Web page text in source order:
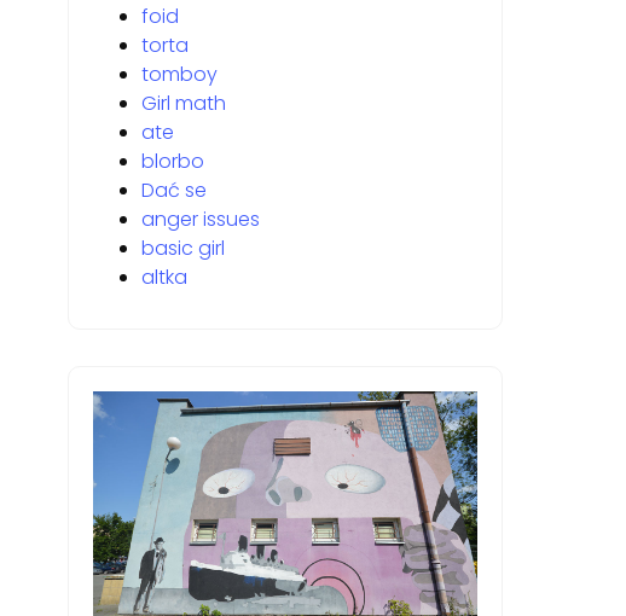
foid
torta
tomboy
Girl math
ate
blorbo
Dać se
anger issues
basic girl
altka